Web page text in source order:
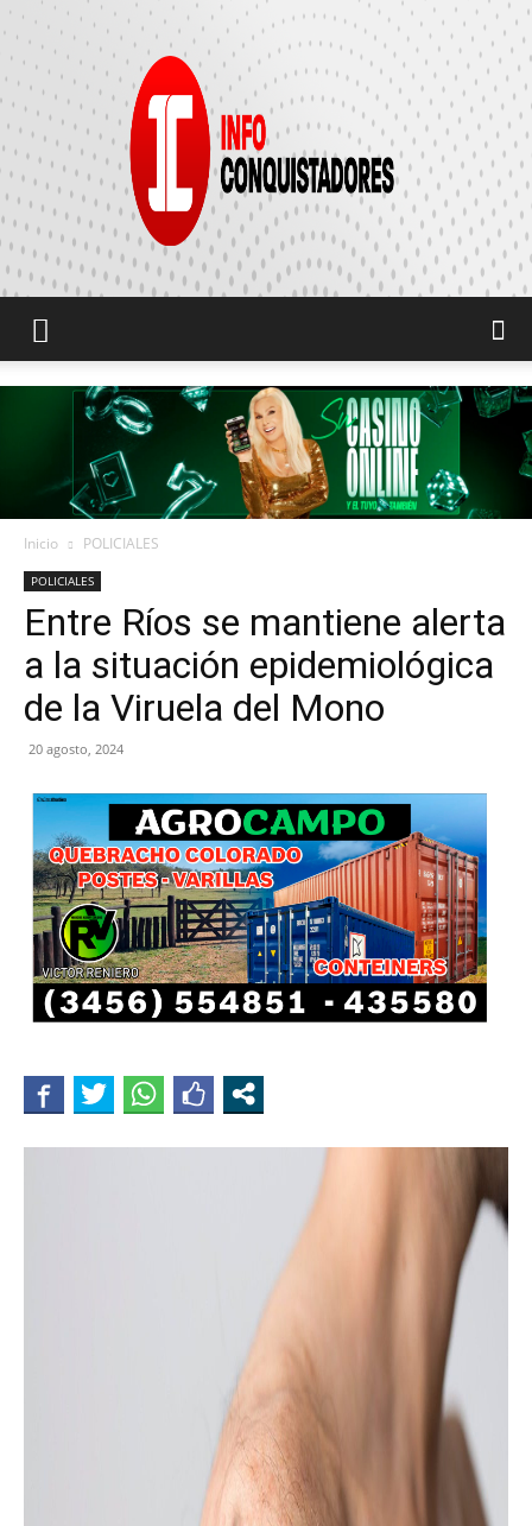
CONQUISTADORES
Inicio POLICIALES
POLICIALES
Entre Ríos se mantiene alerta
a la situación epidemiológica
de la Viruela del Mono
20 agosto, 2024